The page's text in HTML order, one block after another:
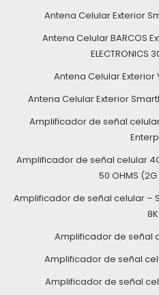
Antena Celular Exterior
Antena Celular BARCOS
ELECTRONICS
Antena Celular Exterior
Antena Celular Exterior
Amplificador de señal
Amplificador de señal celular 4G
50 OHMS
Amplificador de señal celular –
8K
Amplificador de señal
Amplificador de señal
Amplificador de señal